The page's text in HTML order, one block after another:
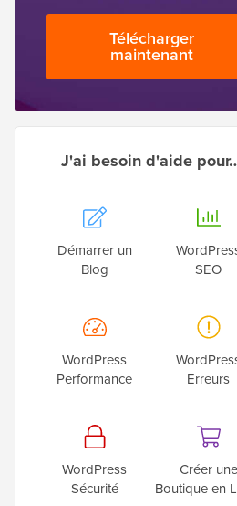
Télécharger
maintenant
J'ai besoin d'aide
Démarrer un
Blog
SEO
WordPress
Performance
Erreurs
WordPress
Sécurité
Créer une
Boutique en